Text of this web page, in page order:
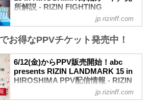
2026年7月18日（土）12:00開場／14:00開
バス：「紙屋町」又は「バスセンター」
下車
路面電車：「紙屋町西」又は「原爆ドー
ム前」下車
アストラムライン：「県庁前」下車（西2
所解説 - RIZIN FIGHTING
FEDERATION オフィシャルサイト
テロ vs. 鹿志村仁之介
RIZIN MMAルール：5分3R（61.0kg）
ダニー・サバテロ vs. 鹿志村仁之介
ダニー・サバテロ
レスリング力｜テイクダウン力｜グラウ
ンドコントロール｜スタミナ｜トラッシ
jp.rizinff.com
お得なPPVチケット発売中！
6/12(金)からPPV販売開始！abc
presents RIZIN LANDMARK 15 in
HIROSHIMA PPV配信情報 - RIZIN
FIGHTING FEDERATION オフィシ
ャルサイト
jp.rizinff.com